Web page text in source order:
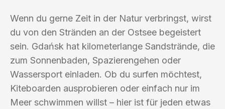
Wenn du gerne Zeit in der Natur verbringst, wirst
du von den Stränden an der Ostsee begeistert
sein. Gdańsk hat kilometerlange Sandstrände, die
zum Sonnenbaden, Spazierengehen oder
Wassersport einladen. Ob du surfen möchtest,
Kiteboarden ausprobieren oder einfach nur im
Meer schwimmen willst – hier ist für jeden etwas